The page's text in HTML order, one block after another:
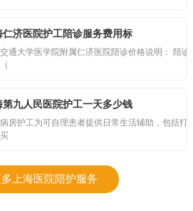
仁济医院护工陪诊服务费用标
交通大学医学院附属仁济医院陪诊价格说明： 陪诊
第九人民医院护工一天多少钱
房护工为可自理患者提供日常生活辅助，包括打
上海医院陪护服务